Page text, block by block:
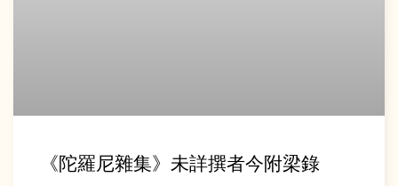
《陀羅尼雜集》未詳撰者今附梁錄